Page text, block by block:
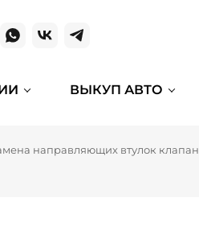
ВЫКУП АВТО
направляющих втулок